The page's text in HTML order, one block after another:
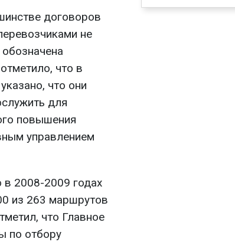
договоров
не
что в
что они
для
повышения
управлением
в 2008-2009 годах
из 263 маршрутов
что Главное
по отбору